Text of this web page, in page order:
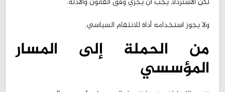
ولا يجوز استخدامه أداة للانتقام السياسي.
من الحملة إلى المسار
المؤسسي
تنجح الإجراءات عندما تتحول إلى مسار مؤسسي دائم.